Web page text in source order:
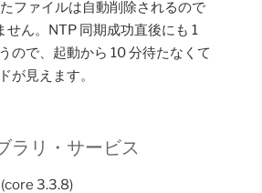
ファイルは自動削除されるので
せん。NTP 同期成功直後にも 1
ので、起動から 10 分待たなくて
が見えます。
ラリ・サービス
(core 3.3.8)